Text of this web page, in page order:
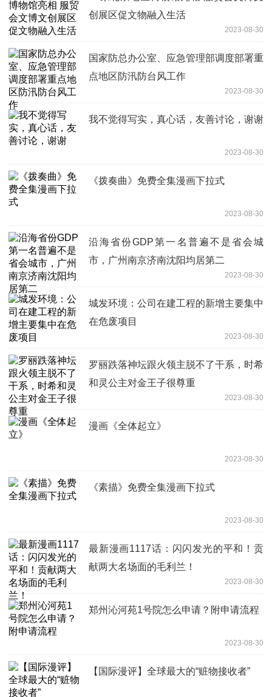
创展区促文物融入生活
2023-08-30
国家防总办公室、应急管理部调度部署重
点地区防汛防台风工作
2023-08-30
我不觉得写实，真心话，友善讨论，谢谢
2023-08-30
《拨奏曲》免费全集漫画下拉式
2023-08-30
沿海省份GDP第一名普遍不是省会城
市，广州南京济南沈阳均居第二
2023-08-30
城发环境：公司在建工程的新增主要集中
在危废项目
2023-08-30
罗丽跌落神坛跟火领主脱不了干系，时希
和灵公主对金王子很尊重
2023-08-30
漫画《全体起立》
2023-08-30
《素描》免费全集漫画下拉式
2023-08-30
最新漫画1117话：闪闪发光的平和！贡
献两大名场面的毛利兰！
2023-08-30
郑州沁河苑1号院怎么申请？附申请流程
2023-08-30
【国际漫评】全球最大的“赃物接收者”